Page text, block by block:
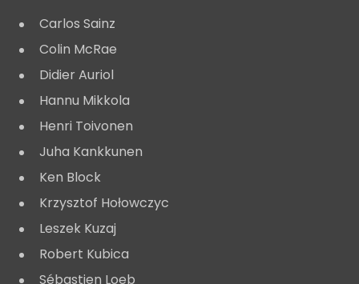
Carlos Sainz
Colin McRae
Didier Auriol
Hannu Mikkola
Henri Toivonen
Juha Kankkunen
Ken Block
Krzysztof Hołowczyc
Leszek Kuzaj
Robert Kubica
Sébastien Loeb